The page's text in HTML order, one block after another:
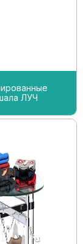
ЛУЧ